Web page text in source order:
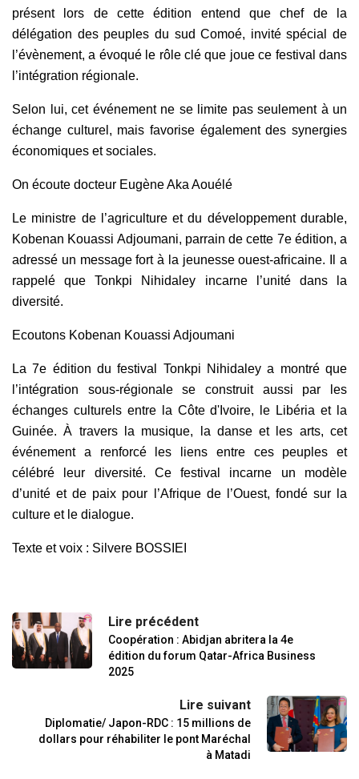
présent lors de cette édition entend que chef de la
délégation des peuples du sud Comoé, invité spécial de
l’évènement, a évoqué le rôle clé que joue ce festival dans
l’intégration régionale.
Selon lui, cet événement ne se limite pas seulement à un
échange culturel, mais favorise également des synergies
économiques et sociales.
On écoute docteur Eugène Aka Aouélé
Le ministre de l’agriculture et du développement durable,
Kobenan Kouassi Adjoumani, parrain de cette 7e édition, a
adressé un message fort à la jeunesse ouest-africaine. Il a
rappelé que Tonkpi Nihidaley incarne l’unité dans la
diversité.
Ecoutons Kobenan Kouassi Adjoumani
La 7e édition du festival Tonkpi Nihidaley a montré que
l’intégration sous-régionale se construit aussi par les
échanges culturels entre la Côte d'Ivoire, le Libéria et la
Guinée. À travers la musique, la danse et les arts, cet
événement a renforcé les liens entre ces peuples et
célébré leur diversité. Ce festival incarne un modèle
d’unité et de paix pour l’Afrique de l’Ouest, fondé sur la
culture et le dialogue.
Texte et voix : Silvere BOSSIEI
Lire précédent
Coopération : Abidjan abritera la 4e
édition du forum Qatar-Africa Business
2025
Lire suivant
Diplomatie/ Japon-RDC : 15 millions de
dollars pour réhabiliter le pont Maréchal
à Matadi